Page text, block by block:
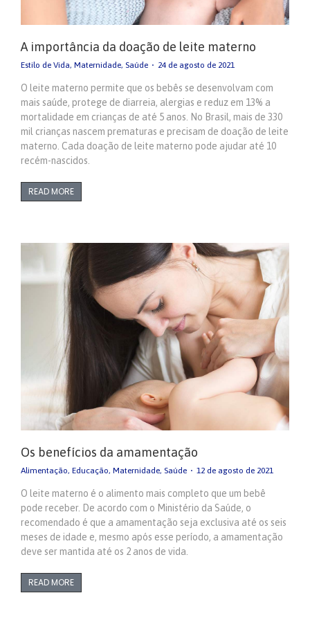
A importância da doação de leite materno
Estilo de Vida, Maternidade, Saúde 24 de agosto de 2021
O leite materno permite que os bebês se desenvolvam com
mais saúde, protege de diarreia, alergias e reduz em 13% a
mortalidade em crianças de até 5 anos. No Brasil, mais de 330
mil crianças nascem prematuras e precisam de doação de leite
materno. Cada doação de leite materno pode ajudar até 10
recém-nascidos.
READ MORE
Os benefícios da amamentação
Alimentação, Educação, Maternidade, Saúde 12 de agosto de 2021
O leite materno é o alimento mais completo que um bebê
pode receber. De acordo com o Ministério da Saúde, o
recomendado é que a amamentação seja exclusiva até os seis
meses de idade e, mesmo após esse período, a amamentação
deve ser mantida até os 2 anos de vida.
READ MORE